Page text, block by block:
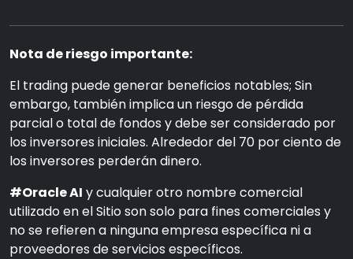
Nota de riesgo importante:
El trading puede generar beneficios notables; Sin
embargo, también implica un riesgo de pérdida
parcial o total de fondos y debe ser considerado por
los inversores iniciales. Alrededor del 70 por ciento de
los inversores perderán dinero.
#Oracle AI y cualquier otro nombre comercial
utilizado en el Sitio son solo para fines comerciales y
no se refieren a ninguna empresa específica ni a
proveedores de servicios específicos.